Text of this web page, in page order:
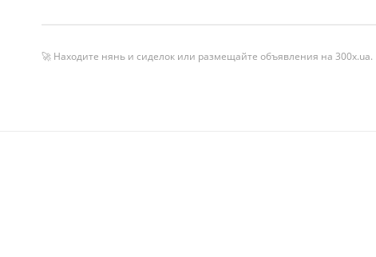
🚀 Находите нянь и сиделок или размещайте объявления на 300x.ua.